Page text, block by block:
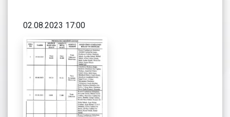
02.08.2023 17:00